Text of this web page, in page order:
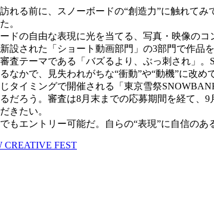
れる前に、スノーボードの“創造力”に触れて
。
ドの自由な表現に光を当てる、写真・映像の
設された「ショート動画部門」の3部門で作品
査テーマである「バズるより、ぶっ刺され」
なかで、見失われがちな“衝動”や“動機”に改め
タイミングで開催される「東京雪祭
だろう。審査は8月末までの応募期間を経て
きたい。
もエントリー可能だ。自らの“表現”に自信の
CREATIVE FEST